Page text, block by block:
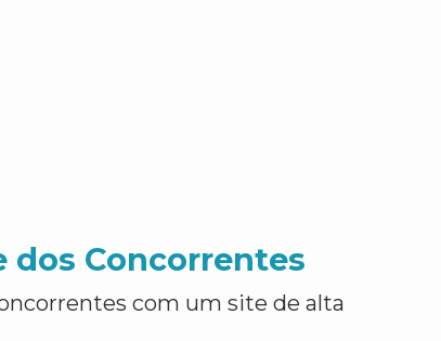
dos Concorrentes
com um site de alta